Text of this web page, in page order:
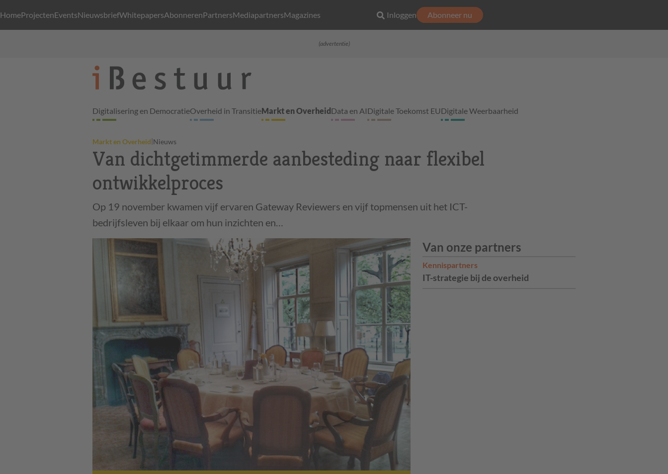
HomeProjectenEventsNieuwsbriefWhitepapersAbonnerenPartnersMediapartnersMagazines Inloggen Abonneer nu
(advertentie)
Digitalisering en DemocratieOverheid in TransitieMarkt en Overheid Data en AIDigitale Toekomst EUDigitale Weerbaarheid
Markt en Overheid|Nieuws
Van dichtgetimmerde aanbesteding naar flexibel
ontwikkelproces
Op 19 november kwamen vijf ervaren Gateway Reviewers en vijf topmensen uit het ICT-
bedrijfsleven bij elkaar om hun inzichten en…
Van onze partners
Kennispartners
IT-strategie bij de overheid